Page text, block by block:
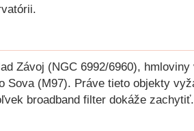
Závoj (NGC 6992/6960),
Sova (M97). Práve tieto objekty
broadband filter dokáže